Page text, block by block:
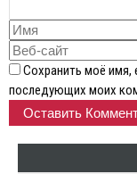
Сохранить моё имя,
последующих моих